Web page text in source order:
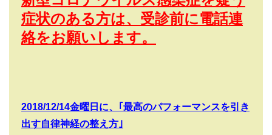
症状のある方は、受診前に電話連
絡をお願いします。
2018/12/14金曜日に、｢最高のパフォーマンスを引き
出す自律神経の整え方｣